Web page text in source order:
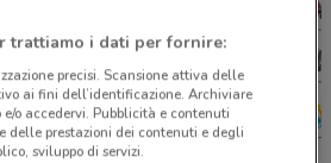
trattiamo i dati per fornire:
precisi. Scansione attiva delle
ai fini dell’identificazione. Archiviare
o accedervi. Pubblicità e contenuti
delle prestazioni dei contenuti e degli
sviluppo di servizi.